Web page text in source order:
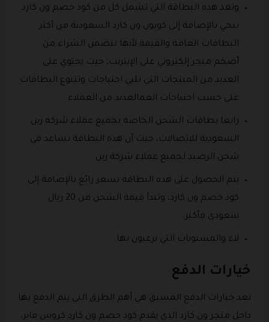
وتعد هذه البطاقة التي تشمل كل من كود خصم ون كارد
ببجي بالإضافة إلى كوبون ون كارد السعودية من أكثر
البطاقات العامة والقيمة لأنها تتضمن الشراء من
أضخم متجر إلكتروني على الإنترنت، حيث يحتوي على
العديد من المنتجات التي تلبي احتياجات وتتنوع البطاقات
على حسب احتياجات العمالعديد من العملاء.
رابعا بطاقات الشحن الخاصة بجميع عملاء شركة زين
السعودية للاتصالات، حيث أن هذه البطاقة تساعد في
شحن الرصيد لجميع عملاء شركة زين.
يتم الحصول على هذه البطاقة بسعر رائع بالإضافة إلى
كود خصم ون كارد، وتبدأ قيمة الشحن من 20 ريال
سعودي فأكثر.
لاء والمستويات التي يرغبون بها.
خيارات الدفع
تعد خيارات الدفع المسبق هي أهم الطرق التي يتم الدفع بها
داخل متجر ون كارد الذي يقدم كود خصم ون كارد كروس فاير،